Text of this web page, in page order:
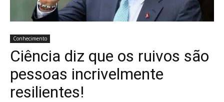
Conhecimento
Ciência diz que os ruivos são
pessoas incrivelmente
resilientes!